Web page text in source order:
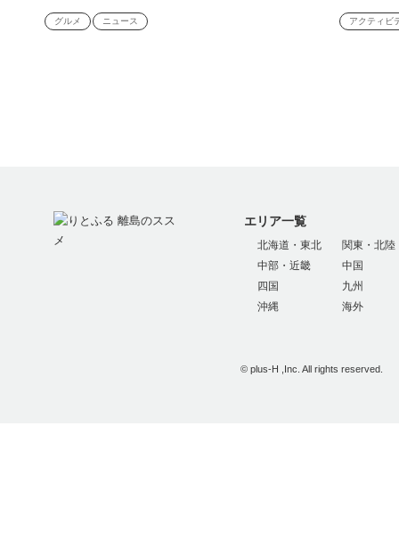
グルメ ニュース アクティビ
エリア一覧
北海道・東北
関東・北陸
中部・近畿
中国
四国
九州
沖縄
海外
© plus-H ,Inc. All rights reserved.